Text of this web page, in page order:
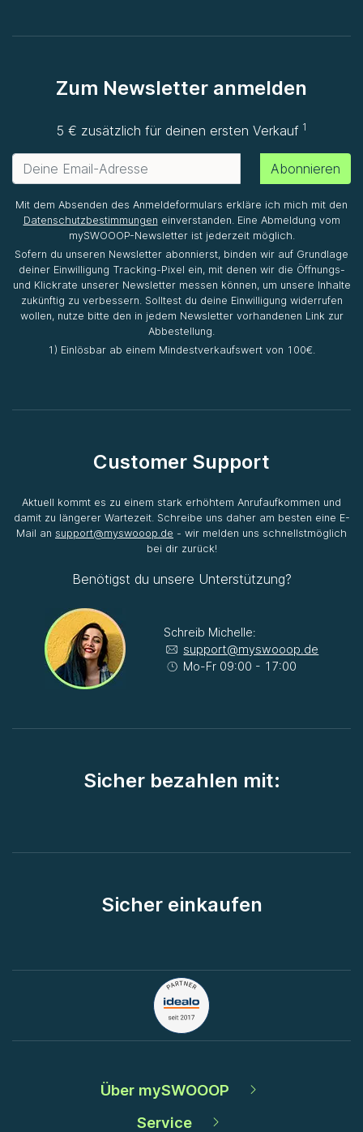
Zum Newsletter anmelden
5 € zusätzlich für deinen ersten Verkauf1
Abonnieren
Mit dem Absenden des Anmeldeformulars erkläre ich mich mit den
Datenschutzbestimmungen einverstanden. Eine Abmeldung vom
mySWOOOP-Newsletter ist jederzeit möglich.
Sofern du unseren Newsletter abonnierst, binden wir auf Grundlage
deiner Einwilligung Tracking-Pixel ein, mit denen wir die Öffnungs-
und Klickrate unserer Newsletter messen können, um unsere Inhalte
zukünftig zu verbessern. Solltest du deine Einwilligung widerrufen
wollen, nutze bitte den in jedem Newsletter vorhandenen Link zur
Abbestellung.
1) Einlösbar ab einem Mindestverkaufswert von 100€.
Customer Support
Aktuell kommt es zu einem stark erhöhtem Anrufaufkommen und
damit zu längerer Wartezeit. Schreibe uns daher am besten eine E-
Mail an support@myswooop.de - wir melden uns schnellstmöglich
bei dir zurück!
Benötigst du unsere Unterstützung?
Schreib Michelle:
support@myswooop.de
Mo-Fr 09:00 - 17:00
Sicher bezahlen mit:
Sicher einkaufen
Über mySWOOOP
Service